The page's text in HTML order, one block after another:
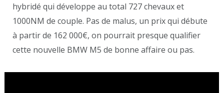
hybridé qui développe au total 727 chevaux et
1000NM de couple. Pas de malus, un prix qui débute
à partir de 162 000€, on pourrait presque qualifier
cette nouvelle BMW M5 de bonne affaire ou pas.